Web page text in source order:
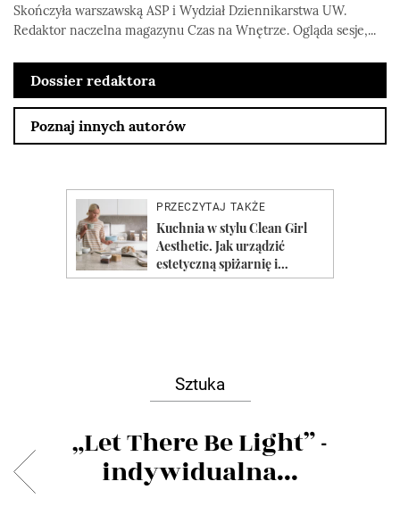
Skończyła warszawską ASP i Wydział Dziennikarstwa UW.
Redaktor naczelna magazynu Czas na Wnętrze. Ogląda sesje,...
Dossier redaktora
Poznaj innych autorów
Sztuka
„Let There Be Light” -
indywidualna...